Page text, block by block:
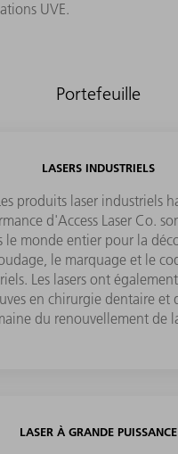
UVE.
Portefeuille
LASERS INDUSTRIELS
produits laser industriels
d'Access Laser Co.
le monde entier pour la
le marquage et le
Les lasers ont
en chirurgie dentaire et
du renouvellement de
LASER À GRANDE PUISSANCE